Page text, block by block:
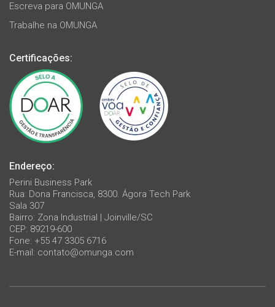
Escreva para OMUNGA
Trabalhe na OMUNGA
Certificações:
Endereço:
Perini Business Park
Rua: Dona Francisca, 8300. Ágora Tech Park
Sala 307
Bairro: Zona Industrial | Joinville/SC
CEP: 89219-600
Fone: +55 47 3305 6716
E-mail: contato@omunga.com